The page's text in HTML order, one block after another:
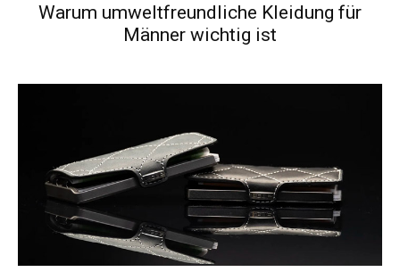
Warum umweltfreundliche Kleidung für
Männer wichtig ist